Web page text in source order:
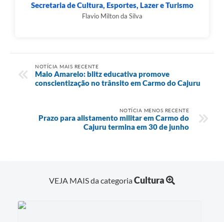
Secretaria de Cultura, Esportes, Lazer e Turismo
Flavio Milton da Silva
NOTÍCIA MAIS RECENTE
Maio Amarelo: blitz educativa promove
conscientização no trânsito em Carmo do Cajuru
NOTÍCIA MENOS RECENTE
Prazo para alistamento militar em Carmo do
Cajuru termina em 30 de junho
VEJA MAIS da categoriaCultura